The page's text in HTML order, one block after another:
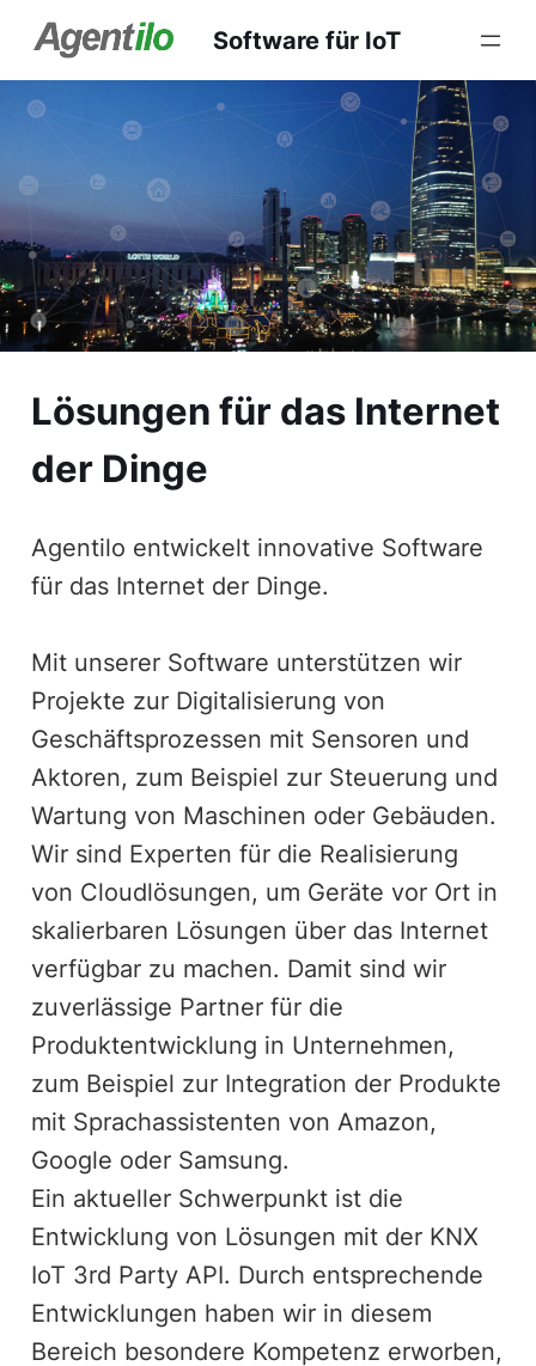
Zum
Inhalt
springen
Software für IoT
Lösungen für das Internet
der Dinge
Agentilo entwickelt innovative Software
für das Internet der Dinge.
Mit unserer Software unterstützen wir
Projekte zur Digitalisierung von
Geschäftsprozessen mit Sensoren und
Aktoren, zum Beispiel zur Steuerung und
Wartung von Maschinen oder Gebäuden.
Wir sind Experten für die Realisierung
von Cloudlösungen, um Geräte vor Ort in
skalierbaren Lösungen über das Internet
verfügbar zu machen. Damit sind wir
zuverlässige Partner für die
Produktentwicklung in Unternehmen,
zum Beispiel zur Integration der Produkte
mit Sprachassistenten von Amazon,
Google oder Samsung.
Ein aktueller Schwerpunkt ist die
Entwicklung von Lösungen mit der KNX
IoT 3rd Party API. Durch entsprechende
Entwicklungen haben wir in diesem
Bereich besondere Kompetenz erworben,